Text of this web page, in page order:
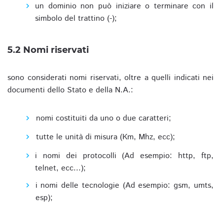
un dominio non può iniziare o terminare con il
simbolo del trattino (-);
5.2 Nomi riservati
sono considerati nomi riservati, oltre a quelli indicati nei
documenti dello Stato e della N.A.:
nomi costituiti da uno o due caratteri;
tutte le unità di misura (Km, Mhz, ecc);
i nomi dei protocolli (Ad esempio: http, ftp,
telnet, ecc...);
i nomi delle tecnologie (Ad esempio: gsm, umts,
esp);